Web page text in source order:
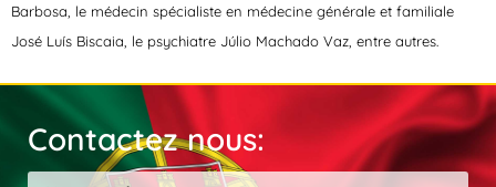
Barbosa, le médecin spécialiste en médecine générale et familiale
José Luís Biscaia, le psychiatre Júlio Machado Vaz, entre autres.
Contactez nous: